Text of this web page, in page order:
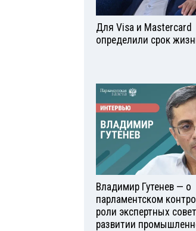
Для Visа и Mastercard
определили срок
Владимир Гутенев — о
парламентском
роли экспертных
развитии